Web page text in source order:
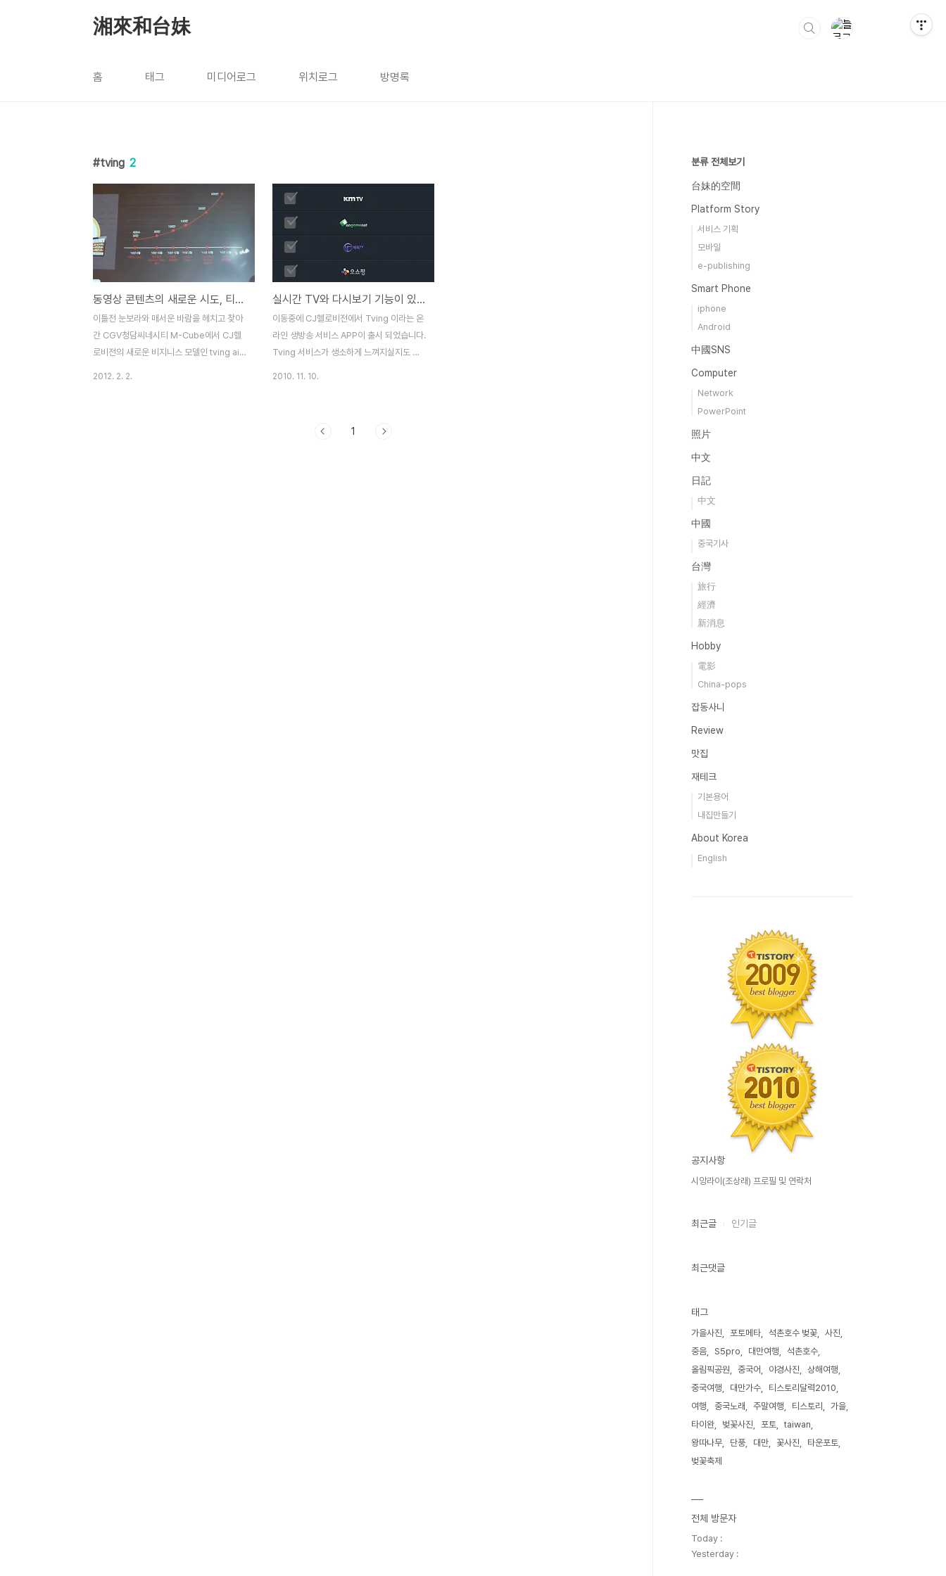
湘來和台妹
홈 태그 미디어로그 위치로그 방명록
tving 2
동영상 콘텐츠의 새로운 시도, 티빙 에어(Tving air)
이틀전 눈보라와 매서운 바람을 헤치고 찾아
간 CGV청담씨네시티 M-Cube에서 CJ헬
로비전의 새로운 비지니스 모델인 tving air
2012. 2. 2.
실시간 TV와 다시보기 기능이 있는 어플 TVing
이동중에 CJ헬로비전에서 Tving 이라는 온
라인 생방송 서비스 APP이 출시 되었습니다.
Tving 서비스가 생소하게 느껴지실지도 모
비스였죠. 유료 방송 플랫폼 사업자와 채널
2010. 11. 10.
1
분류 전체보기
台妹的空間
Platform Story
서비스 기획
모바일
e-publishing
Smart Phone
iphone
Android
中國SNS
Computer
Network
PowerPoint
照片
中文
日記
中文
中國
중국기사
台灣
旅行
經濟
新消息
Hobby
電影
China-pops
잡동사니
Review
맛집
재테크
기본용어
내집만들기
About Korea
English
공지사항
시앙라이(조상래) 프로필 및 연락처
최근글 인기글
최근댓글
태그
가을사진 포토메타 석촌호수 벚꽃
사진
중음
S5pro 대만여행
석촌호수
올림픽공원
중국어 야경사진
상해여행
중국여행
대만가수
티스토리달력2010
여행
중국노래 주말여행 티스토리
가을
타이완
벚꽃사진 포토
taiwan
왕따나무
단풍 대만 꽃사진
타운포토
벚꽃축제
전체 방문자
Today :
Yesterday :